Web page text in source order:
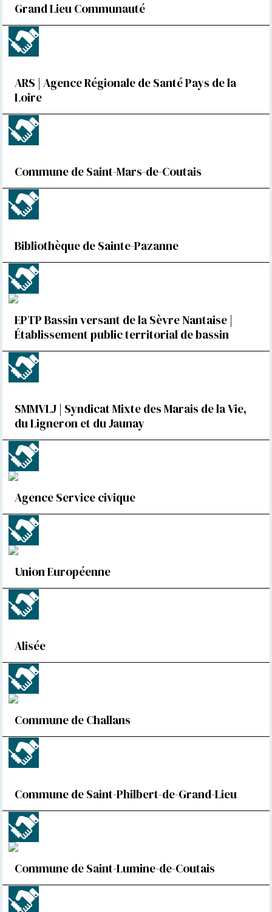
Grand Lieu Communauté
ARS | Agence Régionale de Santé Pays de la
Loire
Commune de Saint-Mars-de-Coutais
Bibliothèque de Sainte-Pazanne
EPTP Bassin versant de la Sèvre Nantaise |
Établissement public territorial de bassin
SMMVLJ | Syndicat Mixte des Marais de la Vie,
du Ligneron et du Jaunay
Agence Service civique
Union Européenne
Alisée
Commune de Challans
Commune de Saint-Philbert-de-Grand-Lieu
Commune de Saint-Lumine-de-Coutais